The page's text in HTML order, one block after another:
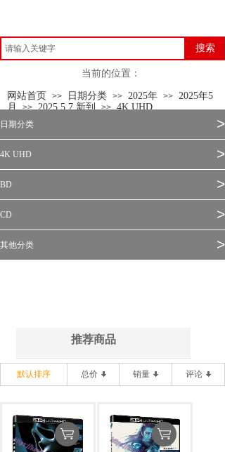
搜索
当前的位置：
网站首页 >> 日期分类 >> 2025年 >> 2025年5
月 >> 2025.5.7 新到 >> 4K UHD
日期分类 >
4K UHD >
BD >
CD >
其他分类 >
推荐商品
默认排序 总价 销量 评论